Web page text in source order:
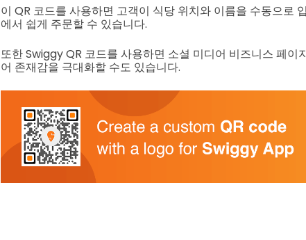
이 QR 코드를 사용하면 고객이 식당 위치와 이름을 수동으로
에서 쉽게 주문할 수 있습니다.
또한 Swiggy QR 코드를 사용하면 소셜 미디어 비즈니스 페이
어 존재감을 극대화할 수도 있습니다.